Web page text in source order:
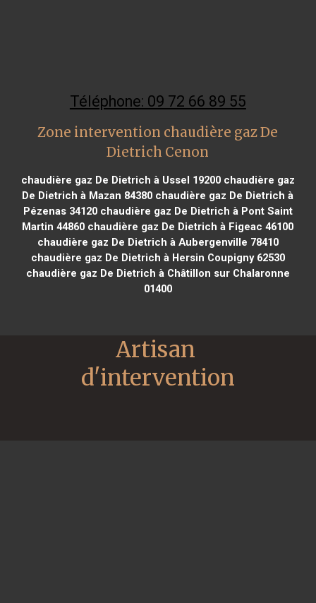
Téléphone: 09 72 66 89 55
Zone intervention chaudière gaz De
Dietrich Cenon
chaudière gaz De Dietrich à Ussel 19200chaudière gaz
De Dietrich à Mazan 84380 chaudière gaz De Dietrich à
Pézenas 34120chaudière gaz De Dietrich à Pont Saint
Martin 44860 chaudière gaz De Dietrich à Figeac 46100
chaudière gaz De Dietrich à Aubergenville 78410
chaudière gaz De Dietrich à Hersin Coupigny 62530
chaudière gaz De Dietrich à Châtillon sur Chalaronne
01400
Artisan
d'intervention